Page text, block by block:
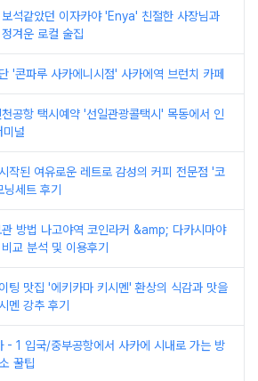
석같았던 이자카야 'Enya' 친절한 사장님과
겨운 로컬 술집
'콘파루 사카에니시점' 사카에역 브런치 카페
공항 택시예약 '선일관광콜택시' 목동에서 인
미널
작된 여유로운 레트로 감성의 커피 전문점 '코
닝세트 후기
방법 나고야역 코인라커 &amp; 다카시마야
교 분석 및 이용후기
팅 맛집 '에키카마 키시멘' 환상의 식감과 맛을
멘 강추 후기
- 1 입국/중부공항에서 사카에 시내로 가는 방
꿀팁